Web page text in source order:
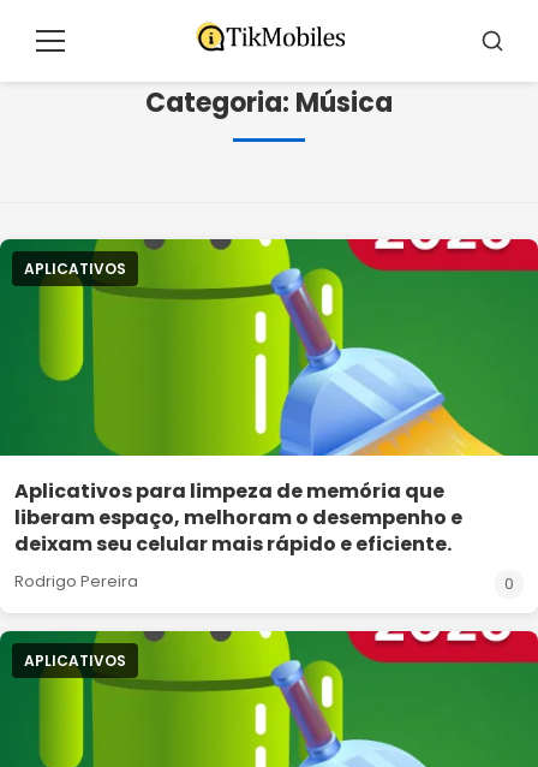
paraMenu
Categoria: Música
APLICATIVOS
Aplicativos para limpeza de memória que
liberam espaço, melhoram o desempenho e
deixam seu celular mais rápido e eficiente.
Rodrigo Pereira 0
APLICATIVOS